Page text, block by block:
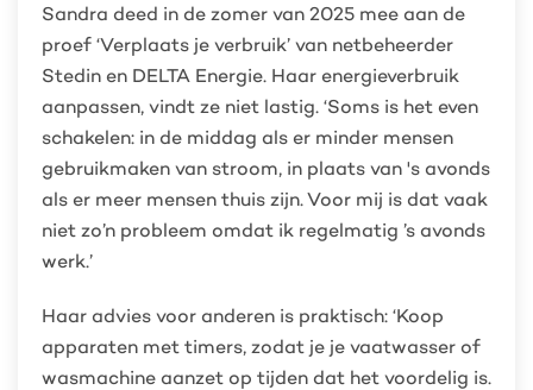
Sandra deed in de zomer van 2025 mee aan de
proef ‘Verplaats je verbruik’ van netbeheerder
Stedin en DELTA Energie. Haar energieverbruik
aanpassen, vindt ze niet lastig. ‘Soms is het even
schakelen: in de middag als er minder mensen
gebruikmaken van stroom, in plaats van 's avonds
als er meer mensen thuis zijn. Voor mij is dat vaak
niet zo’n probleem omdat ik regelmatig ’s avonds
werk.’
Haar advies voor anderen is praktisch: ‘Koop
apparaten met timers, zodat je je vaatwasser of
wasmachine aanzet op tijden dat het voordelig is.